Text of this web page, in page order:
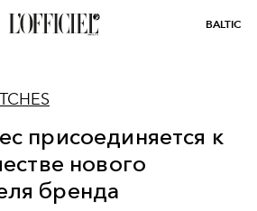
BALTIC
присоединяется к
нового
бренда